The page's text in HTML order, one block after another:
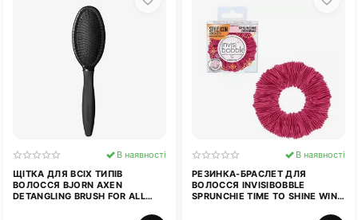
ЩІТКА ДЛЯ ВСІХ ТИПІВ
ВОЛОССЯ BJORN AXEN
DETANGLING BRUSH FOR ALL
В наявності
РЕЗИНКА-БРАСЛЕТ ДЛЯ
ВОЛОССЯ INVISIBOBBLE
SPRUNCHIE TIME TO SHINE WINE
В наявності